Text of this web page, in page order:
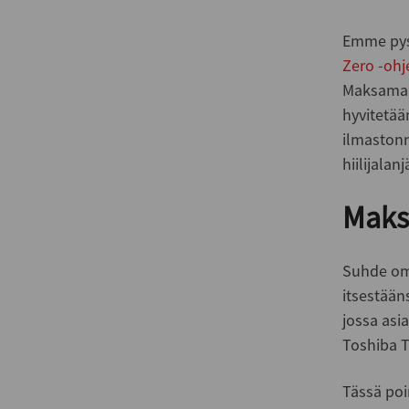
Emme
Zero -
Suhde
jossa
Toshiba
Tässä